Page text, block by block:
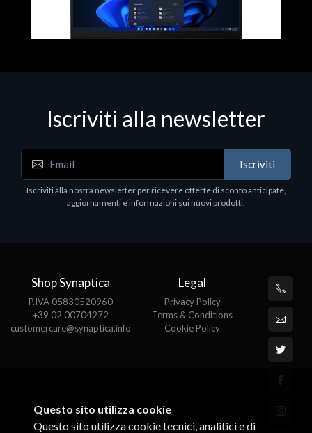
LV Rz5-7520U 16GB 512 W11H 15
€413.17
Iscriviti alla newsletter
Iscriviti
Iscriviti alla nostra newsletter per ricevere offerte di sconto anticipate,
aggiornamenti e informazioni sui nuovi prodotti.
Shop Synaptica
P.IVA 05830520960
+39 02 00704272
customercare@synaptica.info
Legal
Privacy Policy
Terms & Conditions
Cookie Policy
Questo sito utilizza cookie
Questo sito utilizza cookie tecnici, analitici e di